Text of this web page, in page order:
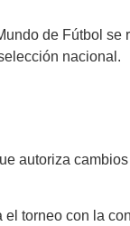
de Fútbol
nacional.
autoriza
torneo con la